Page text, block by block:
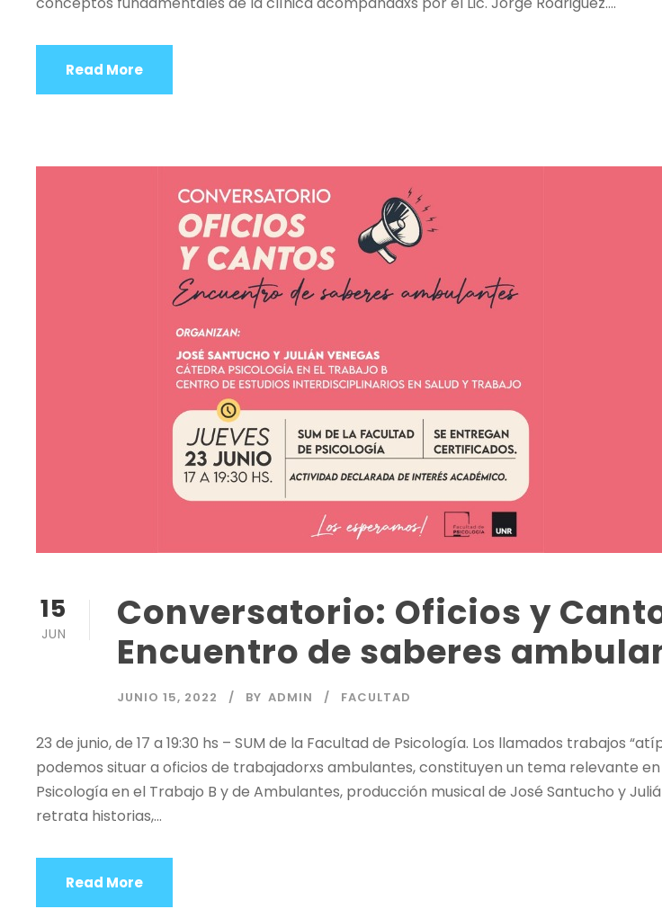
Read More
15
JUN
Conversatorio: Oficios y
Encuentro de saberes
JUNIO 15, 2022 BY ADMIN FACULTAD
23 de junio, de 17 a 19:30 hs – SUM de la Facultad de Psicología. Los llamados trabajos
podemos situar a oficios de trabajadorxs ambulantes, constituyen un tema relevante
Psicología en el Trabajo B y de Ambulantes, producción musical de José Santucho y
retrata historias,...
Read More